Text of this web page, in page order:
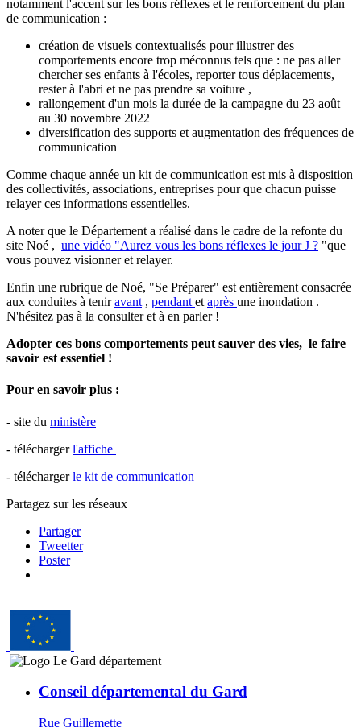
notamment l'accent sur les bons réflexes et le renforcement du plan
de communication :
création de visuels contextualisés pour illustrer des
comportements encore trop méconnus tels que : ne pas aller
chercher ses enfants à l'écoles, reporter tous déplacements,
rester à l'abri et ne pas prendre sa voiture ,
rallongement d'un mois la durée de la campagne du 23 août
au 30 novembre 2022
diversification des supports et augmentation des fréquences de
communication
Comme chaque année un kit de communication est mis à disposition
des collectivités, associations, entreprises pour que chacun puisse
relayer ces informations essentielles.
A noter que le Département a réalisé dans le cadre de la refonte du
site Noé , une vidéo "Aurez vous les bons réflexes le jour J ? "que
vous pouvez visionner et relayer.
Enfin une rubrique de Noé, "Se Préparer" est entièrement consacrée
aux conduites à teniravant , pendant et après une inondation .
N'hésitez pas à la consulter et à en parler !
Adopter ces bons comportements peut sauver des vies, le faire
savoir est essentiel !
Pour en savoir plus :
- site du ministère
- téléchargerl'affiche
- téléchargerle kit de communication
Partagez sur les réseaux
Partager
Tweetter
Poster
Conseil départemental du Gard
Rue Guillemette